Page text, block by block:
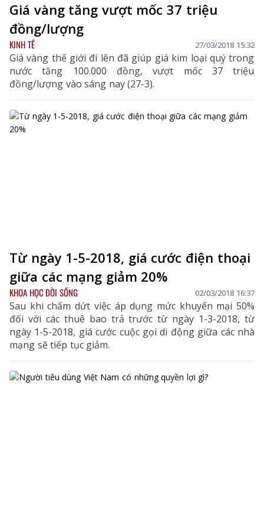
Giá vàng tăng vượt mốc 37 triệu
đồng/lượng
KINH TẾ 27/03/2018 15:32
Giá vàng thế giới đi lên đã giúp giá kim loại quý trong
nước tăng 100.000 đồng, vượt mốc 37 triệu
đồng/lượng vào sáng nay (27-3).
Từ ngày 1-5-2018, giá cước điện thoại
giữa các mạng giảm 20%
KHOA HỌC ĐỜI SỐNG 02/03/2018 16:37
Sau khi chấm dứt việc áp dụng mức khuyến mại 50%
đối với các thuê bao trả trước từ ngày 1-3-2018, từ
ngày 1-5-2018, giá cước cuộc gọi di động giữa các nhà
mạng sẽ tiếp tục giảm.